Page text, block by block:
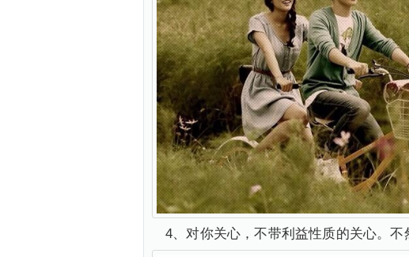
4、对你关心，不带利益性质的关心。不